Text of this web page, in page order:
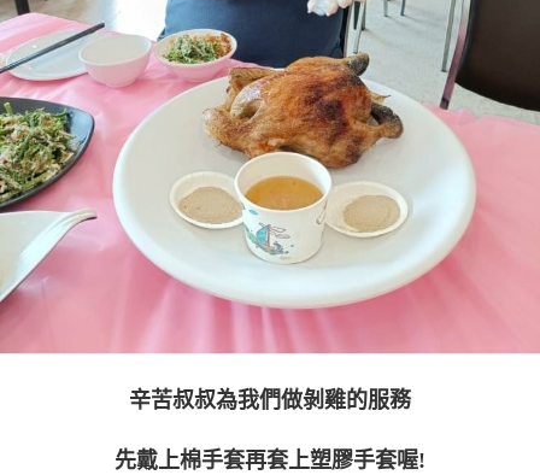
辛苦叔叔為我們做剝雞的服務
先戴上棉手套再套上塑膠手套喔!